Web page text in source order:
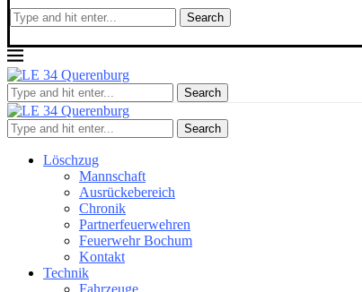
Search
Search
Search
Löschzug
Mannschaft
Ausrückebereich
Chronik
Partnerfeuerwehren
Feuerwehr Bochum
Kontakt
Technik
Fahrzeuge